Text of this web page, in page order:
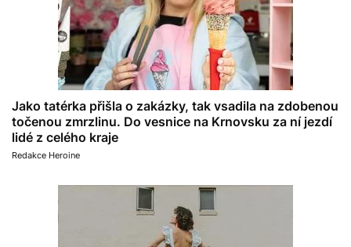
Jako tatérka přišla o zakázky, tak vsadila na zdobenou
točenou zmrzlinu. Do vesnice na Krnovsku za ní jezdí
lidé z celého kraje
Redakce Heroine